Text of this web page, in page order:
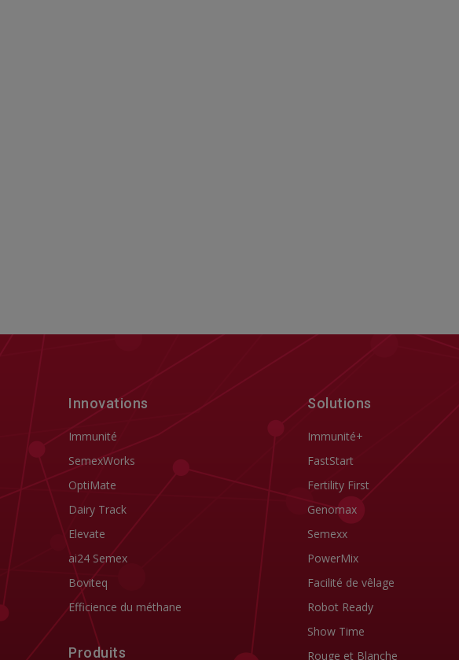
Innovations
Immunité
SemexWorks
OptiMate
Dairy Track
Elevate
ai24 Semex
Boviteq
Efficience du méthane
Produits
Solutions
Immunité+
FastStart
Fertility First
Genomax
Semexx
PowerMix
Facilité de vêlage
Robot Ready
Show Time
Rouge et Blanche